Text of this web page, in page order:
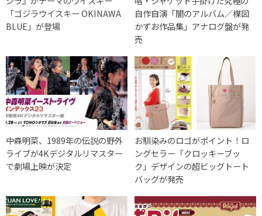
「ゴジラウイスキー OKINAWA
BLUE」が登場
自作自演「闇のアルバム／楳図
かずお作品集」アナログ盤が発
売
中森明菜、1989年の伝説の野外
ライブが4Kデジタルリマスター
で劇場上映が決定
お馴染みのロゴがポイント！ロ
ングセラー「クロッキーブッ
ク」デザインの超ビッグトート
バッグが発売